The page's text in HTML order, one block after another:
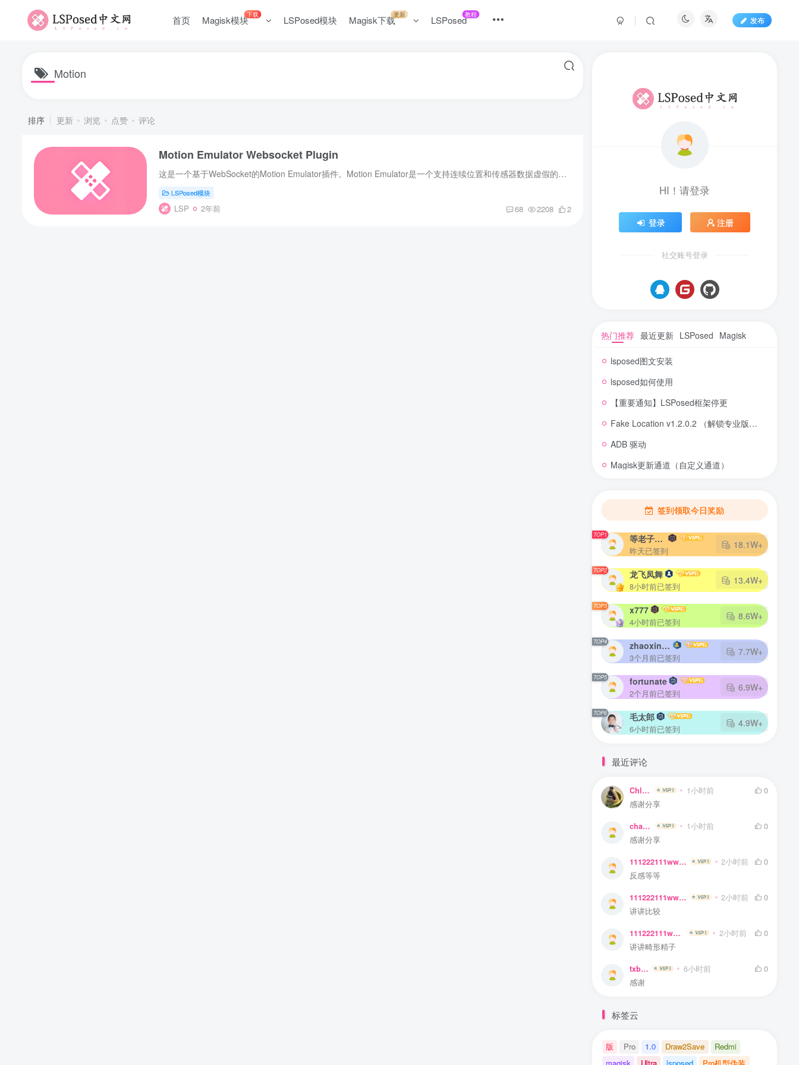
首页 Magisk模块下载 LSPosed模块 Magisk下载更新 LSPosed教程
发布
Motion
排序 更新 浏览 点赞 评论
Motion Emulator Websocket Plugin
这是一个基于WebSocket的Motion Emulator插件。Motion Emulator是一个支持连续位置和传感器数据虚假的Xposed启用位置模拟器。此模块通过基于WebSocket的传输协议启用其Xposed功能。使用方法：- ...
LSPosed模块
LSP 2年前 68 2208 2
HI！请登录
登录 注册
社交账号登录
热门推荐 最近更新 LSPosed Magisk
lsposed图文安装
lsposed如何使用
【重要通知】LSPosed框架停更
Fake Location v1.2.0.2 （解锁专业版） 虚拟定位
ADB 驱动
Magisk更新通道（自定义通道）
签到领取今日奖励
TOP1 等老子火了
昨天已签到
18.1W+
TOP2 龙飞凤舞
8小时前已签到
13.4W+
TOP3 x777
4小时前已签到
8.6W+
TOP4 zhaoxingheng
3个月前已签到
7.7W+
TOP5 fortunate
2个月前已签到
6.9W+
TOP6 毛太郎
6小时前已签到
4.9W+
最近评论
Chlyz 1小时前
0
感谢分享
chare 1小时前
0
感谢分享
111222111www 2小时前
0
反感等等
111222111www 2小时前
0
讲讲比较
111222111www 2小时前
0
讲讲畸形精子
txbwl 6小时前
0
感谢
标签云
版 Pro 1.0 Draw2Save
Redmi